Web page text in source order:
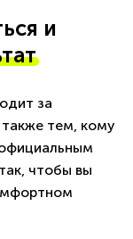
и
за
тем, кому
чтобы вы